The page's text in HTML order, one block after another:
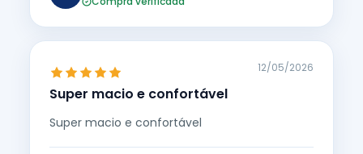
Super macio e confortável
12/05/2026
Super macio e confortável